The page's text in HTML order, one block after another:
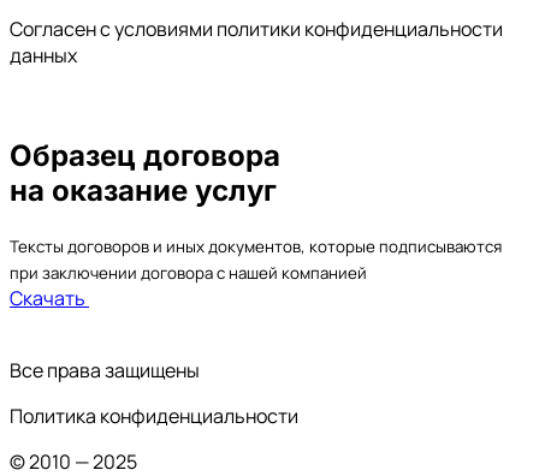
Cогласен с условиями политики конфиденциальности
данных
Образец договора
на оказание услуг
Тексты договоров и иных документов, которые подписываются
при заключении договора с нашей компанией
Скачать
Все права защищены
Политика конфиденциальности
© 2010 — 2025